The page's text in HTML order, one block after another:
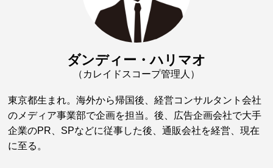
ダンディー・ハリマオ
（カレイドスコープ管理人）
東京都生まれ。海外から帰国後、経営コンサルタント会社
のメディア事業部で企画を担当。後、広告企画会社で大手
企業のPR、SPなどに従事した後、通販会社を経営、現在
に至る。